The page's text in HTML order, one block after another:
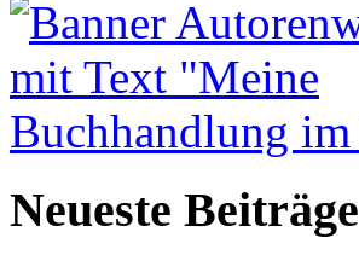
Neueste Beiträge